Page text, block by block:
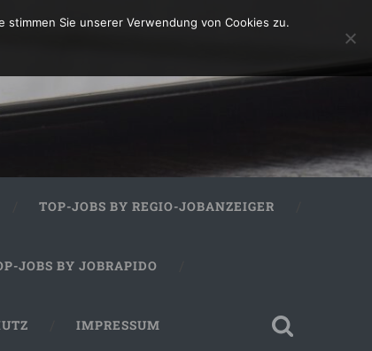
TOP-JOBS BY REGIO-JOBANZEIGER
JOBS BY JOBRAPIDO
IMPRESSUM
Sie unserer Verwendung von Cookies zu.